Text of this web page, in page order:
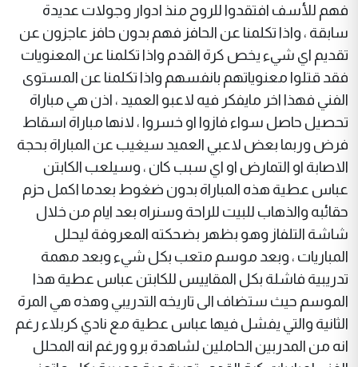
فهم للأسف افتقدوا للروح منذ ادوار وجولات عديدة
سابقة ، واذا تكلمنا عن الحافز فهم بدون حافز عاجزون عن
تقديم اي شيء يخص كرة القدم واذا تكلمنا عن المعنويات
فقد قتلوا معنوياتهم بانفسهم واذا تكلمنا عن المستوى
الفني فهذا اخر مايفكر فيه لاعبو العميد ، اذن هي مباراة
تحصيل حاصل سواء فازوا او خسروا ، لانها مباراة اسقاط
فرض وربما بعض لاعبي العميد سيغيب عن المباراة بحجة
الاصابة او التمارض او اي سبب كان ، وسيلعب الكابتن
عباس عطية هذه المباراة بدون ضغوط بعدما اكمل حزم
حقائبه والذهاب للبيت للراحة وسنراه بعد ايام من خلال
شاشة التلفاز وهو بظهر بضحكته المعروفة ليحلل
المباريات ، وبعد موسم متعب بكل شيء وبعد مهمة
تدريبية فاشلة بكل المقاييس للكابتن عباس عطية هذا
الموسم حيث ستضاف الى تاريخه التدريبي وهذه هي المرة
الثانية والتي يفشل فيها عباس عطية مع نادي كربلاء رغم
انه من المدربين الحاملين لشاهدة برو ورغم انه المحلل